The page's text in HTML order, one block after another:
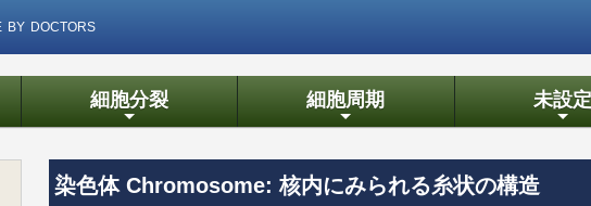
by doctors
+
細胞分裂
+
細胞周期
+
未設定
染色体 Chromosome: 核内にみられる糸状の構造